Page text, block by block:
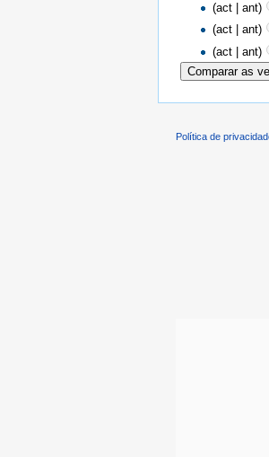
(act | ant)
(act | ant)
(act | ant)
Política de